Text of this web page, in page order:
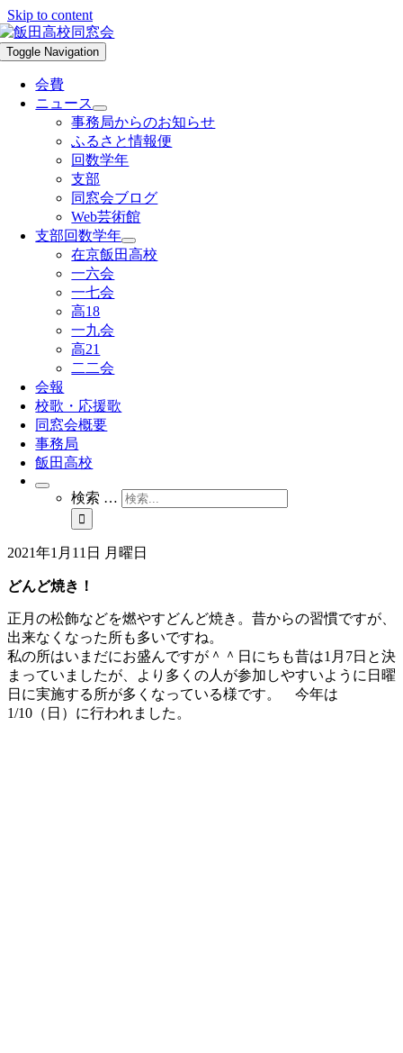
Skip to content
Toggle Navigation
会費
ニュース
事務局からのお知らせ
ふるさと情報便
回数学年
支部
同窓会ブログ
Web芸術館
支部回数学年
在京飯田高校
一六会
一七会
高18
一九会
高21
二二会
会報
校歌・応援歌
同窓会概要
事務局
飯田高校
検索 …
2021年1月11日 月曜日
どんど焼き！
正月の松飾などを燃やすどんど焼き。昔からの習慣ですが、
出来なくなった所も多いですね。
私の所はいまだにお盛んですが＾＾日にちも昔は1月7日と決
まっていましたが、より多くの人が参加しやすいように日曜
日に実施する所が多くなっている様です。 今年は
1/10（日）に行われました。